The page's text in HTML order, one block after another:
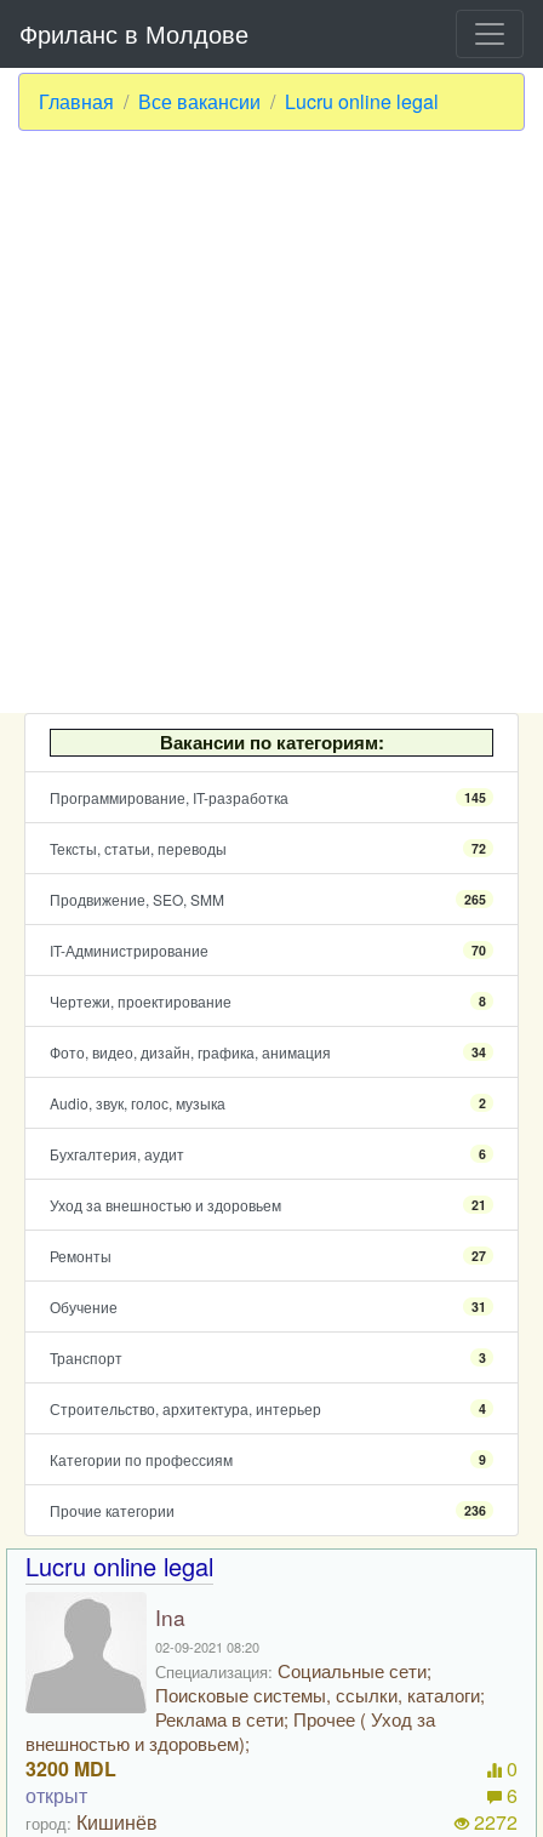
Фриланс в Молдове
Главная Все вакансии Lucru online legal
Вакансии по категориям:
Программирование, IT-разработка 145
Тексты, статьи, переводы 72
Продвижение, SEO, SMM 265
IT-Администрирование 70
Чертежи, проектирование 8
Фото, видео, дизайн, графика, анимация 34
Audio, звук, голос, музыка 2
Бухгалтерия, аудит 6
Уход за внешностью и здоровьем 21
Ремонты 27
Обучение 31
Транспорт 3
Строительство, архитектура, интерьер 4
Категории по профессиям 9
Прочие категории 236
Lucru online legal
Ina
02-09-2021 08:20
Специализация: Социальные сети;
Поисковые системы, ссылки, каталоги;
Реклама в сети; Прочее ( Уход за
внешностью и здоровьем);
3200 MDL
открыт
город: Кишинёв
0
6
2272